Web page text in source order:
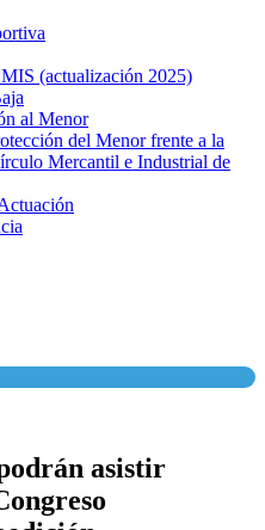
(actualización 2025)
al Menor
del Menor frente a la
Mercantil e Industrial de
asistir